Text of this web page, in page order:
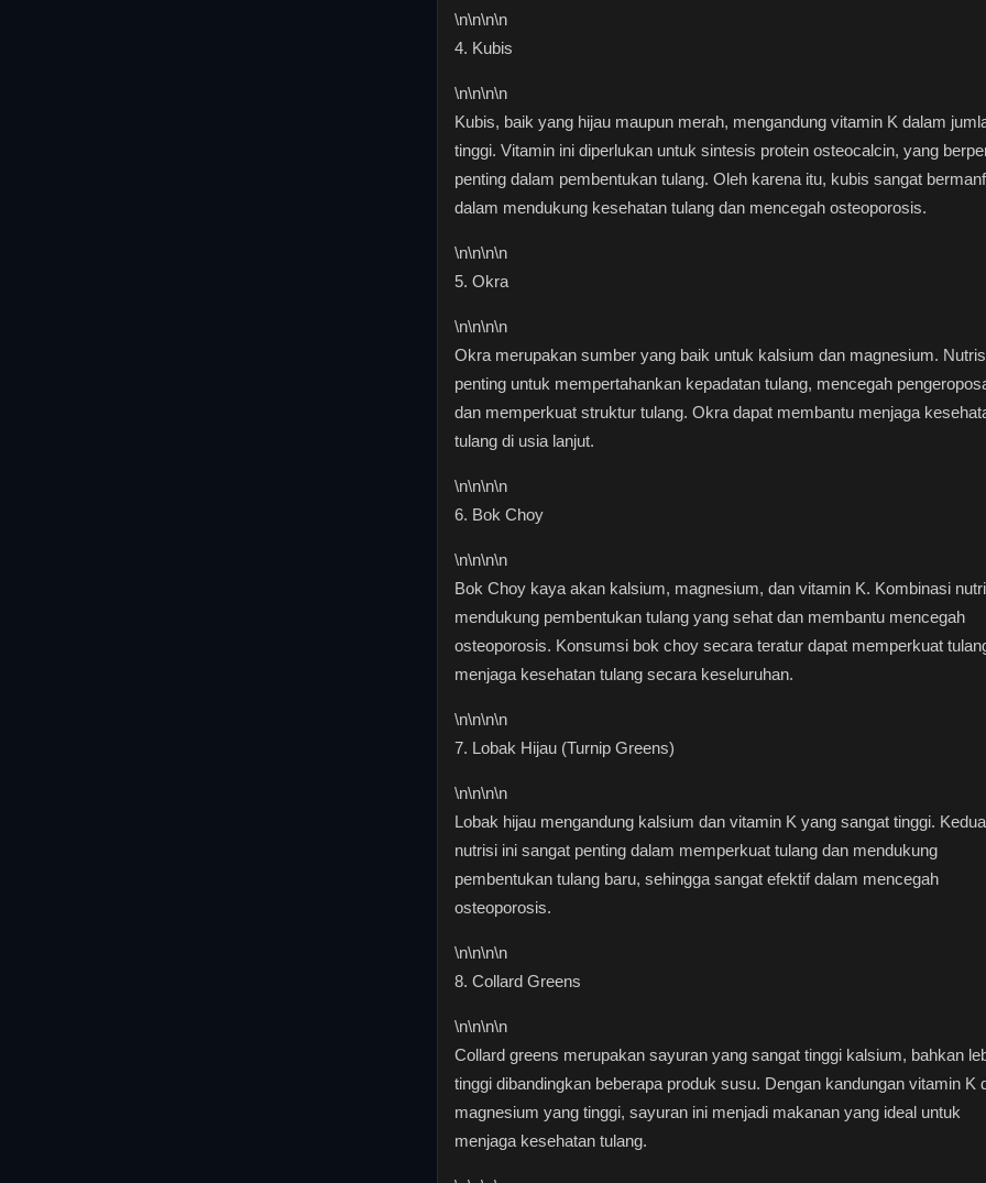
\n\n\n\n
4. Kubis
\n\n\n\n
Kubis, baik yang hijau maupun merah, mengandung vitamin K dalam
tinggi. Vitamin ini diperlukan untuk sintesis protein osteocalcin, yang
penting dalam pembentukan tulang. Oleh karena itu, kubis sangat
dalam mendukung kesehatan tulang dan mencegah osteoporosis.
\n\n\n\n
5. Okra
\n\n\n\n
Okra merupakan sumber yang baik untuk kalsium dan magnesium.
penting untuk mempertahankan kepadatan tulang, mencegah
dan memperkuat struktur tulang. Okra dapat membantu menjaga
tulang di usia lanjut.
\n\n\n\n
6. Bok Choy
\n\n\n\n
Bok Choy kaya akan kalsium, magnesium, dan vitamin K. Kombinasi
mendukung pembentukan tulang yang sehat dan membantu mencegah
osteoporosis. Konsumsi bok choy secara teratur dapat memperkuat
menjaga kesehatan tulang secara keseluruhan.
\n\n\n\n
7. Lobak Hijau (Turnip Greens)
\n\n\n\n
Lobak hijau mengandung kalsium dan vitamin K yang sangat tinggi. Kedua
nutrisi ini sangat penting dalam memperkuat tulang dan mendukung
pembentukan tulang baru, sehingga sangat efektif dalam mencegah
osteoporosis.
\n\n\n\n
8. Collard Greens
\n\n\n\n
Collard greens merupakan sayuran yang sangat tinggi kalsium, bahkan
tinggi dibandingkan beberapa produk susu. Dengan kandungan vitamin K
magnesium yang tinggi, sayuran ini menjadi makanan yang ideal untuk
menjaga kesehatan tulang.